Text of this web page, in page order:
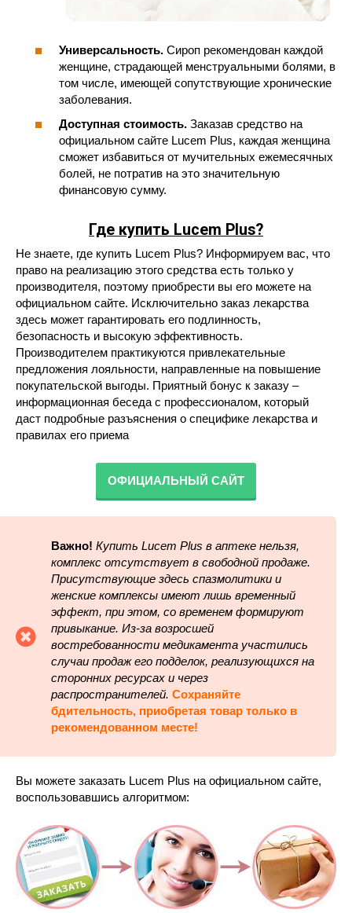
Универсальность. Сироп рекомендован каждой
женщине, страдающей менструальными болями, в
том числе, имеющей сопутствующие хронические
заболевания.
Доступная стоимость. Заказав средство на
официальном сайте Lucem Plus, каждая женщина
сможет избавиться от мучительных ежемесячных
болей, не потратив на это значительную
финансовую сумму.
Где купить Lucem Plus?
Не знаете, где купить Lucem Plus? Информируем вас, что
право на реализацию этого средства есть только у
производителя, поэтому приобрести вы его можете на
официальном сайте. Исключительно заказ лекарства
здесь может гарантировать его подлинность,
безопасность и высокую эффективность.
Производителем практикуются привлекательные
предложения лояльности, направленные на повышение
покупательской выгоды. Приятный бонус к заказу –
информационная беседа с профессионалом, который
даст подробные разъяснения о специфике лекарства и
правилах его приема
ОФИЦИАЛЬНЫЙ САЙТ
Важно! Купить Luсem Plus в аптеке нельзя,
комплекс отсутствует в свободной продаже.
Присутствующие здесь спазмолитики и
женские комплексы имеют лишь временный
эффект, при этом, со временем формируют
привыкание. Из-за возросшей
востребованности медикамента участились
случаи продаж его подделок, реализующихся на
сторонних ресурсах и через
распространителей. Сохраняйте
бдительность, приобретая товар только в
рекомендованном месте!
Вы можете заказать Lucem Plus на официальном сайте,
воспользовавшись алгоритмом: